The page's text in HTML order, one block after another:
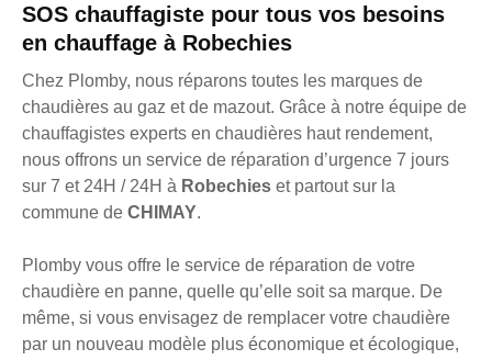
SOS chauffagiste pour tous vos besoins
en chauffage à Robechies
Chez Plomby, nous réparons toutes les marques de
chaudières au gaz et de mazout. Grâce à notre équipe de
chauffagistes experts en chaudières haut rendement,
nous offrons un service de réparation d’urgence 7 jours
sur 7 et 24H / 24H à Robechies et partout sur la
commune de CHIMAY.
Plomby vous offre le service de réparation de votre
chaudière en panne, quelle qu’elle soit sa marque. De
même, si vous envisagez de remplacer votre chaudière
par un nouveau modèle plus économique et écologique,